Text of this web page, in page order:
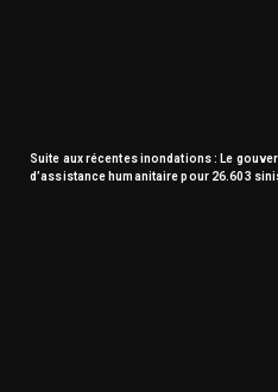
Suite aux récentes inondations : Le
d’assistance humanitaire pour 26.603